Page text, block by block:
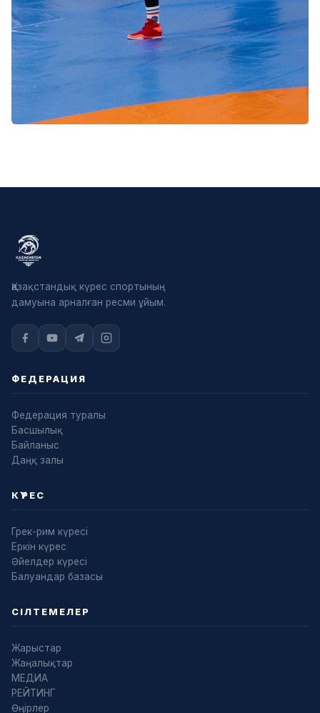
Қазақстандық күрес спортының
дамуына арналған ресми ұйым.
ФЕДЕРАЦИЯ
Федерация туралы
Басшылық
Байланыс
Даңқ залы
КҮРЕС
Грек-рим күресі
Еркін күрес
Әйелдер күресі
Балуандар базасы
СІЛТЕМЕЛЕР
Жарыстар
Жаңалықтар
МЕДИА
РЕЙТИНГ
Өңірлер